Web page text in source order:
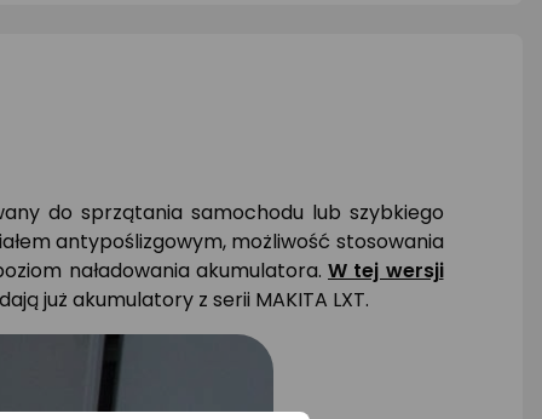
do sprzątania samochodu lub szybkiego
antypoślizgowym, możliwość stosowania
naładowania akumulatora. W tej wersji
już akumulatory z serii MAKITA LXT.